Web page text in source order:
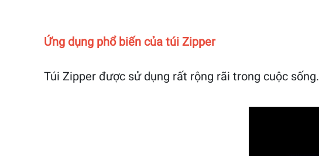
Ứng dụng phổ biến của túi Zipper
Túi Zipper được sử dụng rất rộng rãi trong cuộc sống.